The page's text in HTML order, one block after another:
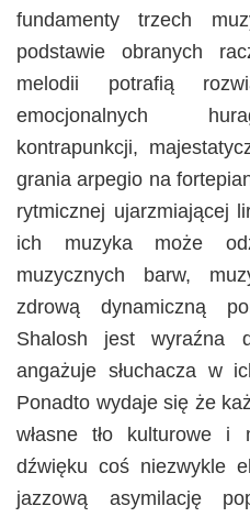
fundamenty trzech
podstawie obranych
melodii potrafią
emocjonalnych
kontrapunkcji,
grania arpegio na
rytmicznej ujarzmiającej
ich muzyka może
muzycznych barw,
zdrową dynamiczną
Shalosh jest wyraźna
angażuje słuchacza w
Ponadto wydaje się że
własne tło kulturowe
dźwięku coś niezwykle
jazzową asymilację